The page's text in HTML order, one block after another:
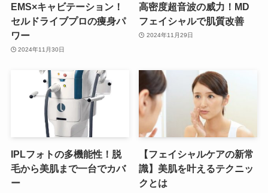
EMS×キャビテーション！
セルドライブプロの痩身パ
ワー
2024年11月30日
高密度超音波の威力！MD
フェイシャルで肌質改善
2024年11月29日
IPLフォトの多機能性！脱
毛から美肌まで一台でカバ
ー
【フェイシャルケアの新常
識】美肌を叶えるテクニッ
クとは